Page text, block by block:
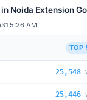
Noida Extension
5:26 AM
TOP
25,548
25,446